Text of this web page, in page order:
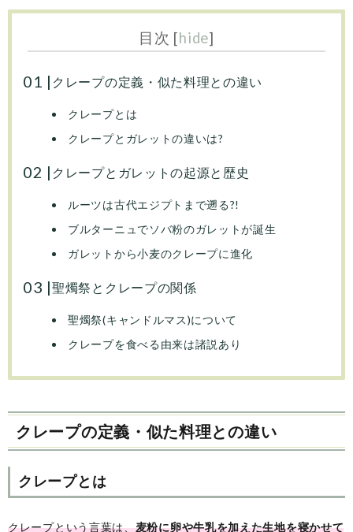
目次 [hide]
クレープの定義・似た料理との違い
クレープとは
クレープとガレットの違いは?
クレープとガレットの起源と歴史
ルーツは古代エジプトまで遡る?!
ブルターニュでソバ粉のガレットが誕生
ガレットから小麦のクレープに進化
聖燭祭とクレープの関係
聖燭祭(キャンドルマス)について
クレープを食べる由来は諸説あり
クレープの定義・似た料理との違い
クレープとは
クレープという言葉は、麦粉に卵や牛乳を加えた生地を寝かせて